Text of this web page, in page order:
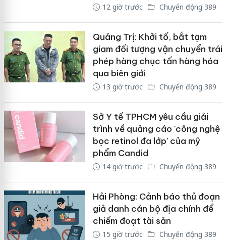
12 giờ trước Chuyển động 389
Quảng Trị: Khởi tố, bắt tạm
giam đối tượng vận chuyển trái
phép hàng chục tấn hàng hóa
qua biên giới
13 giờ trước Chuyển động 389
Sở Y tế TPHCM yêu cầu giải
trình về quảng cáo 'công nghệ
bọc retinol đa lớp' của mỹ
phẩm Candid
14 giờ trước Chuyển động 389
Hải Phòng: Cảnh báo thủ đoạn
giả danh cán bộ địa chính để
chiếm đoạt tài sản
15 giờ trước Chuyển động 389